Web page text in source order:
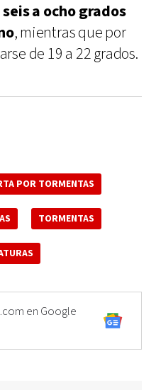
a ocho grados
, mientras que por
de 19 a 22 grados.
POR TORMENTAS
TORMENTAS
en Google